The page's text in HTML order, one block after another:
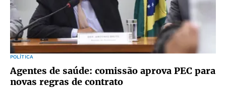
POLÍTICA
Agentes de saúde: comissão aprova PEC para
novas regras de contrato